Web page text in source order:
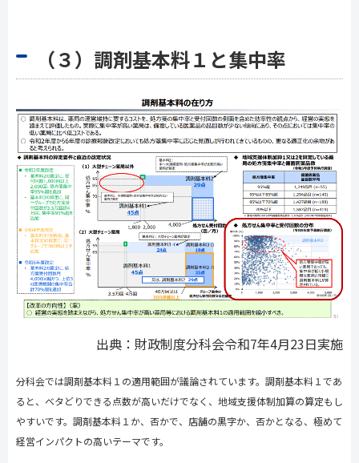
（３）調剤基本料１と集中率
出典：財政制度分科会令和7年4月23日実施
分科会では調剤基本料１の適用範囲が議論されています。調剤基本料１であ
ると、ベタどりできる点数が高いだけでなく、地域支援体制加算の算定もし
やすいです。調剤基本料１か、否かで、店舗の黒字か、否かとなる、極めて
経営インパクトの高いテーマです。